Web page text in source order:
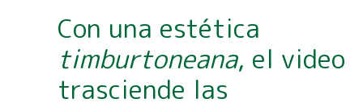
Con una estética
timburtoneana, el video
trasciende las